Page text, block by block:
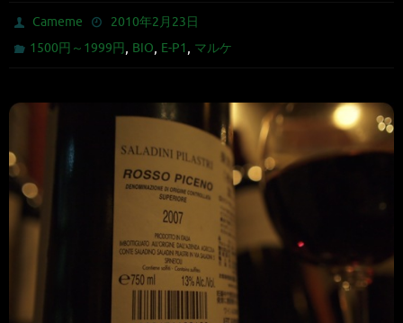
Cameme
2010年2月23日
1500円～1999円 , BIO, E-P1 , マルケ